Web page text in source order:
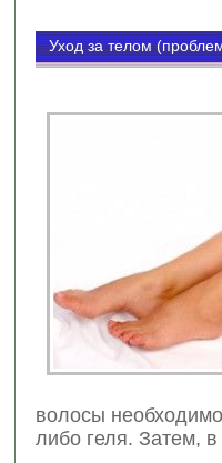
Уход за телом
волосы
либо геля. Затем,